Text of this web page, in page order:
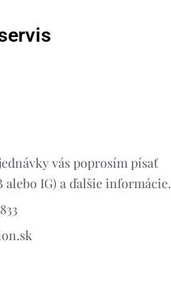
vás poprosím písať
alebo IG) a ďalšie informácie.